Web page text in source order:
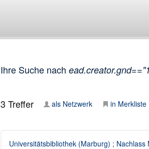
Ihre Suche nach
3 Treffer als Netzwerk in Merkliste
Universitätsbibliothek (Marburg) ; Nachlass